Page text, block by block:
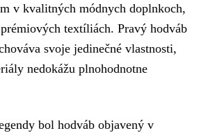
v kvalitných módnych doplnkoch,
textíliách. Pravý hodváb
svoje jedinečné vlastnosti,
nedokážu plnohodnotne
bol hodváb objavený v